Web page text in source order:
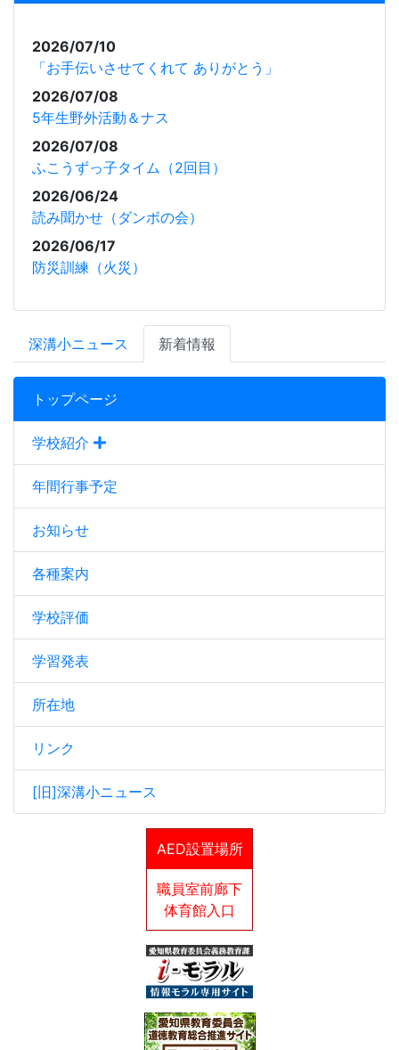
トップページ
学校紹介
年間行事予定
お知らせ
各種案内
学校評価
学習発表
所在地
リンク
[旧]深溝小ニュース
AED設置場所
職員室前廊下
体育館入口
2026/07/10
「お手伝いさせてくれて ありがとう」
2026/07/08
5年生野外活動＆ナス
2026/07/08
ふこうずっ子タイム（2回目）
2026/06/24
読み聞かせ（ダンボの会）
2026/06/17
防災訓練（火災）
深溝小ニュース 新着情報